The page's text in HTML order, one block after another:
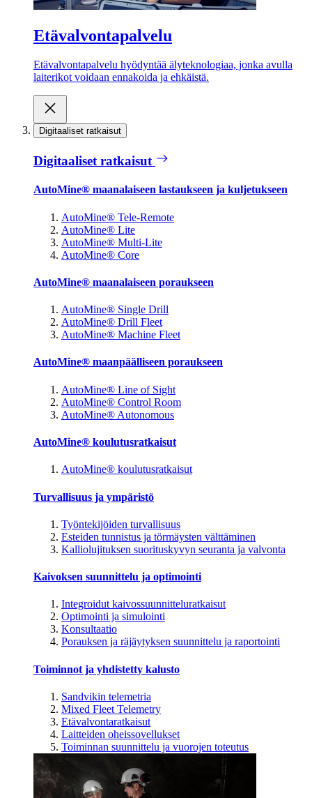
Etävalvontapalvelu
Etävalvontapalvelu hyödyntää älyteknologiaa, jonka avulla
laiterikot voidaan ennakoida ja ehkäistä.
Digitaaliset ratkaisut
Digitaaliset ratkaisut
AutoMine® maanalaiseen lastaukseen ja kuljetukseen
AutoMine® Tele-Remote
AutoMine® Lite
AutoMine® Multi-Lite
AutoMine® Core
AutoMine® maanalaiseen poraukseen
AutoMine® Single Drill
AutoMine® Drill Fleet
AutoMine® Machine Fleet
AutoMine® maanpäälliseen poraukseen
AutoMine® Line of Sight
AutoMine® Control Room
AutoMine® Autonomous
AutoMine® koulutusratkaisut
AutoMine® koulutusratkaisut
Turvallisuus ja ympäristö
Työntekijöiden turvallisuus
Esteiden tunnistus ja törmäysten välttäminen
Kalliolujituksen suorituskyvyn seuranta ja valvonta
Kaivoksen suunnittelu ja optimointi
Integroidut kaivossuunnitteluratkaisut
Optimointi ja simulointi
Konsultaatio
Porauksen ja räjäytyksen suunnittelu ja raportointi
Toiminnot ja yhdistetty kalusto
Sandvikin telemetria
Mixed Fleet Telemetry
Etävalvontaratkaisut
Laitteiden oheissovellukset
Toiminnan suunnittelu ja vuorojen toteutus